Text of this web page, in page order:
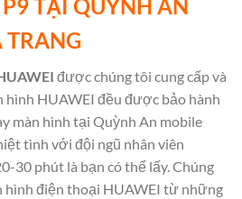
TẠI QUỲNH AN
TRANG
được chúng tôi cung cấp và
hình HUAWEI đều được bảo hành
màn hình tại Quỳnh An mobile
tình với đội ngũ nhân viên
30 phút là bạn có thể lấy. Chúng
hình điện thoại HUAWEI từ những